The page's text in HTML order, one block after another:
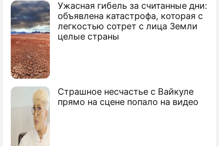
ИГРЫ
ПРЕСС-РЕЛИЗЫ
Ужасная гибель за считанные дни:
объявлена катастрофа, которая с
легкостью сотрет с лица Земли
целые страны
Страшное несчастье с Вайкуле
прямо на сцене попало на видео